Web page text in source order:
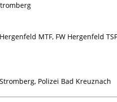
MTF, FW Hergenfeld
Polizei Bad Kreuznach